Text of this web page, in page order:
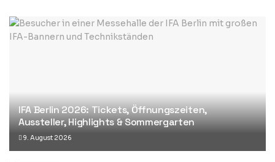
IFA Berlin 2026: Tickets, Öffnungszeiten,
Aussteller, Highlights & Sommergarten
9. August 2026